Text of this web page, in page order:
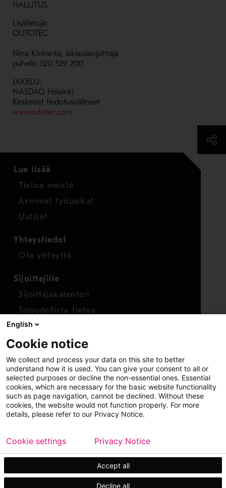
HALLITUS
Lisätietoja:
OUTOTEC
Nina Kiviranta, lakiasiainjohtaja
puhelin 020 529 2017
JAKELU:
NASDAQ Helsinki
Keskeiset tiedotusvälineet
www.outotec.com- Avaa uudessa ikkunassa
Lue lisää
Tietoa meistä
Avoimet työpaikat
Uutiset
Yhteystiedot
Ota yhteyttä
Sijoittajille
Sijoittajakalenteri
Taloudellista tietoa
Osakkeet
Raportoi huolenaihe
Whistleblower-työkalu
Copyright © 2026 Metso
Sivukartta
Käyttöehdot
Tietosuoja Tavaramerkit
English
Cookie notice
We collect and process your data on this site to better
understand how it is used. You can give your consent to all or
selected purposes or decline the non-essential ones. Essential
cookies, which are necessary for the basic website functionality
such as page navigation, cannot be declined. Without these
cookies, the website would not function properly. For more
details, please refer to our Privacy Notice.
Accept all
Decline all
Cookie settings Privacy Notice